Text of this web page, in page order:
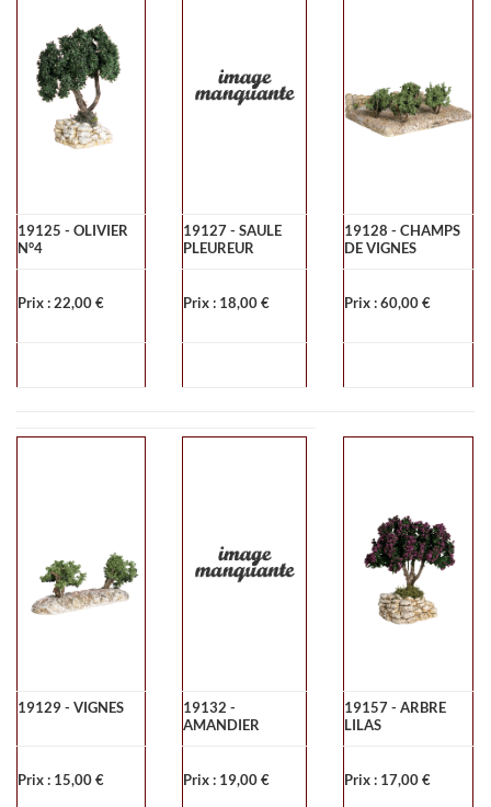
19125 - OLIVIER
N°4
Prix : 22,00 €
19127 - SAULE
PLEUREUR
Prix : 18,00 €
19128 - CHAMPS
DE VIGNES
Prix : 60,00 €
19129 - VIGNES
Prix : 15,00 €
19132 -
AMANDIER
Prix : 19,00 €
19157 - ARBRE
LILAS
Prix : 17,00 €